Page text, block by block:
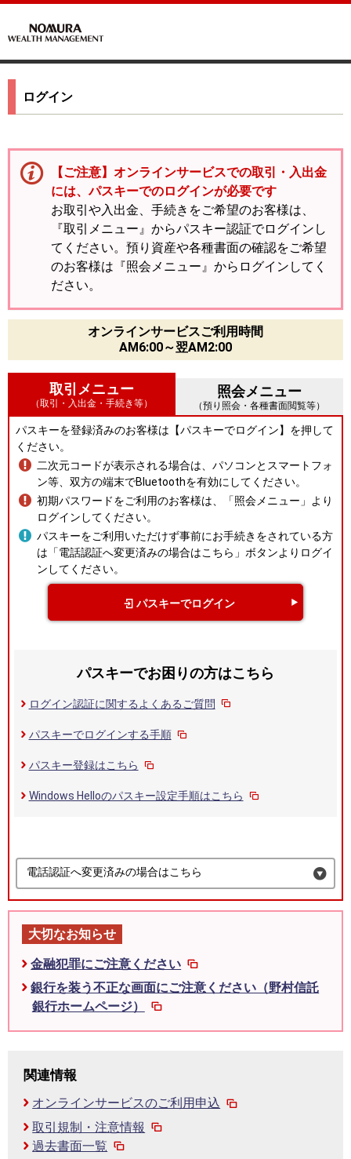
ログイン
【ご注意】オンラインサービスでの取引・入出金
には、パスキーでのログインが必要です
お取引や入出金、手続きをご希望のお客様は、
『取引メニュー』からパスキー認証でログインし
てください。預り資産や各種書面の確認をご希望
のお客様は『照会メニュー』からログインしてく
ださい。
オンラインサービスご利用時間
AM6:00～翌AM2:00
取引メニュー
（取引・入出金・手続き等）
照会メニュー
（預り照会・各種書面閲覧等）
パスキーを登録済みのお客様は【パスキーでログイン】を押して
ください。
二次元コードが表示される場合は、パソコンとスマートフォ
ン等、双方の端末でBluetoothを有効にしてください。
初期パスワードをご利用のお客様は、「照会メニュー」より
ログインしてください。
パスキーをご利用いただけず事前にお手続きをされている方
は「電話認証へ変更済みの場合はこちら」ボタンよりログイ
ンしてください。
パスキーでログイン
パスキーでお困りの方はこちら
ログイン認証に関するよくあるご質問
パスキーでログインする手順
パスキー登録はこちら
Windows Helloのパスキー設定手順はこちら
電話認証へ変更済みの場合はこちら
大切なお知らせ
金融犯罪にご注意ください
銀行を装う不正な画面にご注意ください（野村信託
銀行ホームページ）
関連情報
オンラインサービスのご利用申込
取引規制・注意情報
過去書面一覧